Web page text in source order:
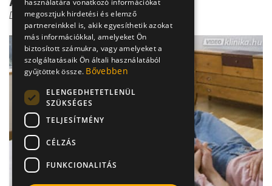
Dr. Tisza Tímea
használatára vonatkozó információkat
megosztjuk hirdetési és elemző
partnereinkkel is, akik egyesíthetik azokat
más információkkal, amelyeket Ön
biztosított számukra, vagy amelyeket a
szolgáltatásaik Ön általi használatából
gyűjtöttek össze. Bővebben
ELENGEDHETETLENÜL
SZÜKSÉGES
TELJESÍTMÉNY
CÉLZÁS
FUNKCIONALITÁS